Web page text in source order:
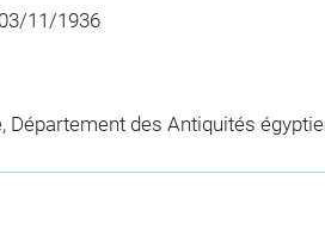
11/1936
Département des Antiquités